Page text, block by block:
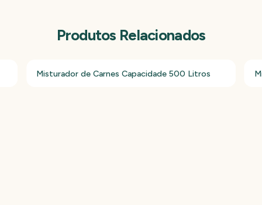
Produtos Relacionados
Misturador de Carnes Capacidade 500 Litros